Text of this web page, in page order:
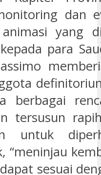
dan
yang
para
berbagai
tersusun
untuk
“meninjau
sesuai